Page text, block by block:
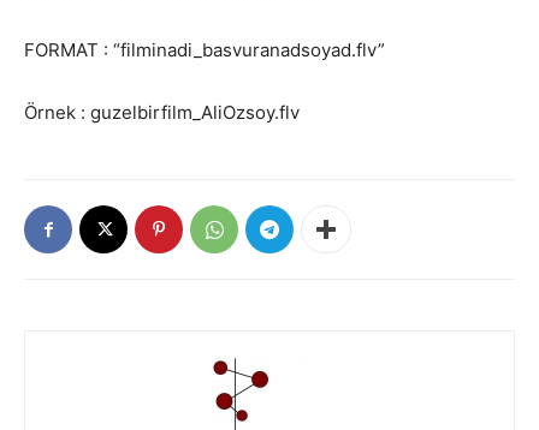
FORMAT : “filminadi_basvuranadsoyad.flv”
Örnek : guzelbirfilm_AliOzsoy.flv